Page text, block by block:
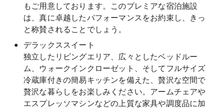
もご用意しております。このプレミアな宿泊施設
は、真に卓越したパフォーマンスをお約束し、きっ
と称賛されることでしょう。
デラックススイート
独立したリビングエリア、広々としたベッドルー
ム、ウォークインクローゼット、そしてフルサイズ
冷蔵庫付きの簡易キッチンを備えた、贅沢な空間で
贅沢な暮らしをお楽しみください。アームチェアや
エスプレッソマシンなどの上質な家具や調度品に加